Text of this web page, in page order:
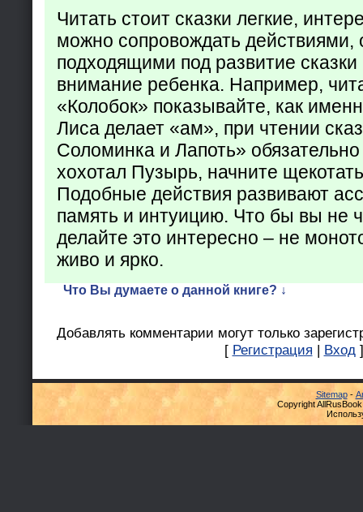
Читать стоит сказки легкие,
можно сопровождать действиями,
подходящими под развитие
внимание ребенка. Например,
«Колобок» показывайте, как
Лиса делает «ам», при чтении
Соломинка и Лапоть»
хохотал Пузырь, начните
Подобные действия развивают
память и интуицию. Что бы вы не
делайте это интересно – не
живо и ярко.
Что Вы думаете о данной книге? ↓
Добавлять комментарии могут только
[ Регистрация | Вход ]
Sitemap-
Copyright